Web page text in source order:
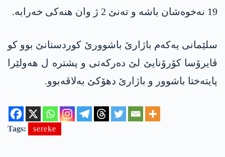
19 نه‌خوه‌شان باشه‌ و ته‌نێ 2 ژ وان هنه‌كی خه‌رابه‌.
سلێمانی یه‌كه‌م باژارێ باشوورێ كوردستانێ بوو كو
ڤایرۆسا كۆرۆنایێ لێ ده‌ركه‌تی و پشتره‌ ل هه‌ولێرا
پایته‌ختا باشوور و باژارێ دهۆكێ به‌لاڤه‌بوو.
Tags: sereke